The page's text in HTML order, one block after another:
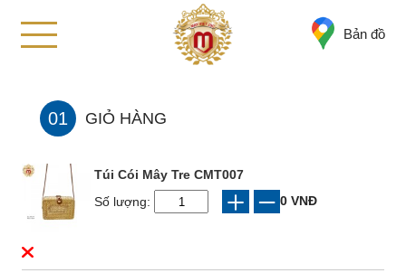
Bản đồ
01 GIỎ HÀNG
Túi Cói Mây Tre CMT007
0 VNĐ
Số lượng: